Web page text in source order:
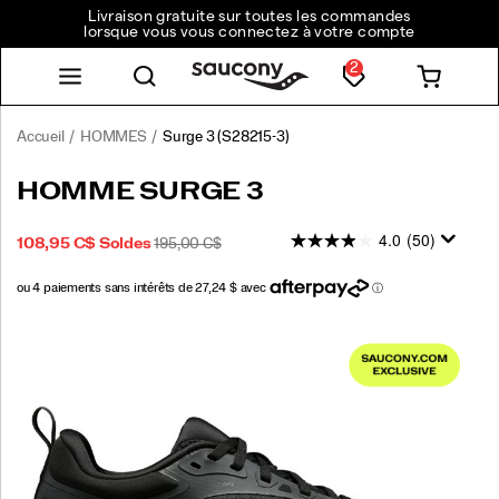
Livraison gratuite sur toutes les commandes
lorsque vous vous connectez à votre compte
2
Accueil HOMMES Surge 3(S28215-3)
<p>Made
you
with
arrived.
leaving
the
https://www.saucony.com/CA/fr_CA/surge-
HOMME SURGE 3
PRIX
108,95 C$ SoldesPRIX
195,00 C$
08T10:07:10.066Z
08T10:07:10.066Z
INSTOCK 4.0 (50)